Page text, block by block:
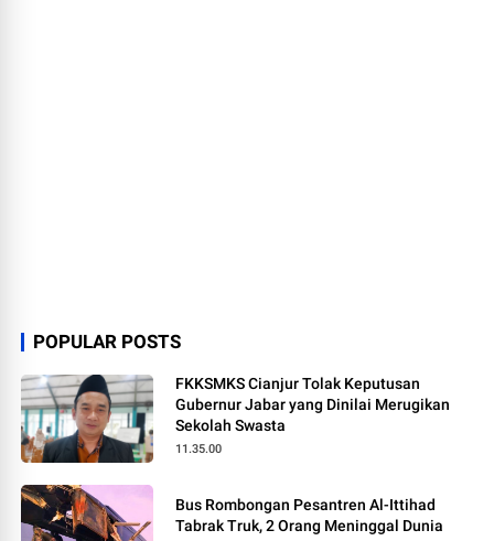
POPULAR POSTS
FKKSMKS Cianjur Tolak Keputusan
Gubernur Jabar yang Dinilai Merugikan
Sekolah Swasta
11.35.00
Bus Rombongan Pesantren Al-Ittihad
Tabrak Truk, 2 Orang Meninggal Dunia